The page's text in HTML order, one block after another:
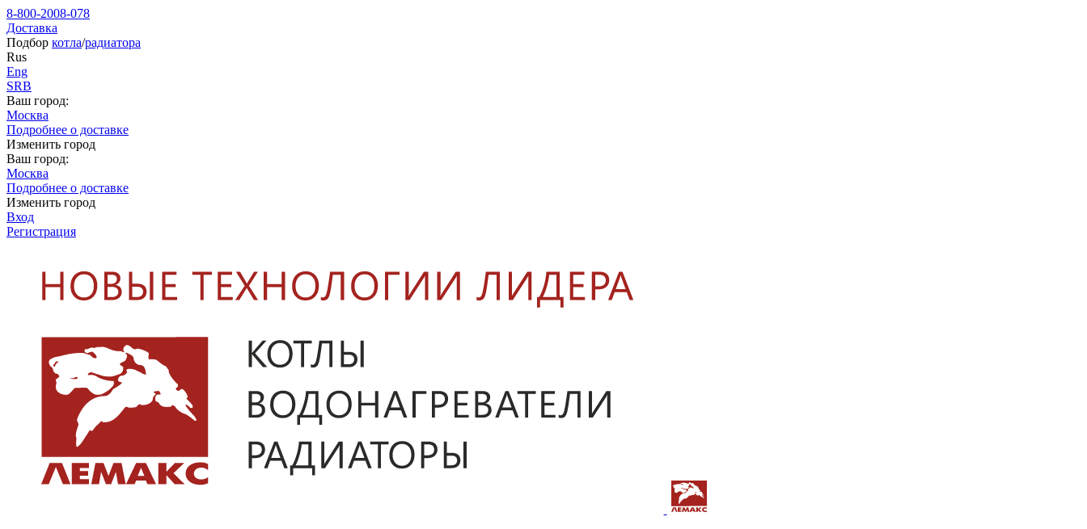
8-800-2008-078
Доставка
Подбор котла/радиатора
Rus
Eng
SRB
Ваш город:
Москва
Подробнее о доставке
Изменить город
Ваш город:
Москва
Подробнее о доставке
Изменить город
Вход
Регистрация